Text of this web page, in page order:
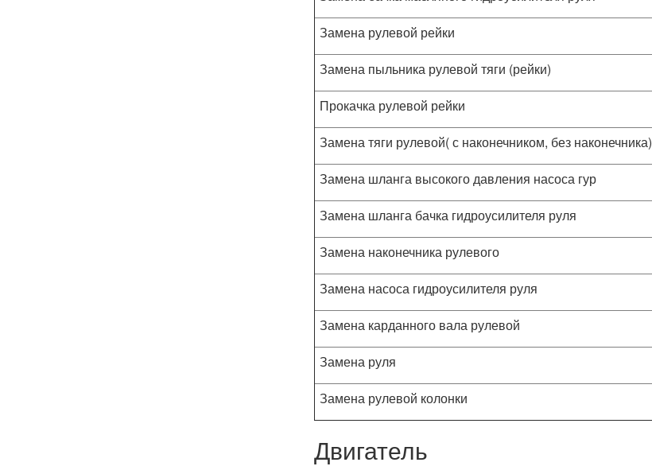
Замена рулевой рейки
Замена пыльника рулевой тяги (рейки)
Прокачка рулевой рейки
Замена тяги рулевой( с наконечником, без наконечника)
Замена шланга высокого давления насоса гур
Замена шланга бачка гидроусилителя руля
Замена наконечника рулевого
Замена насоса гидроусилителя руля
Замена карданного вала рулевой
Замена руля
Замена рулевой колонки
Двигатель